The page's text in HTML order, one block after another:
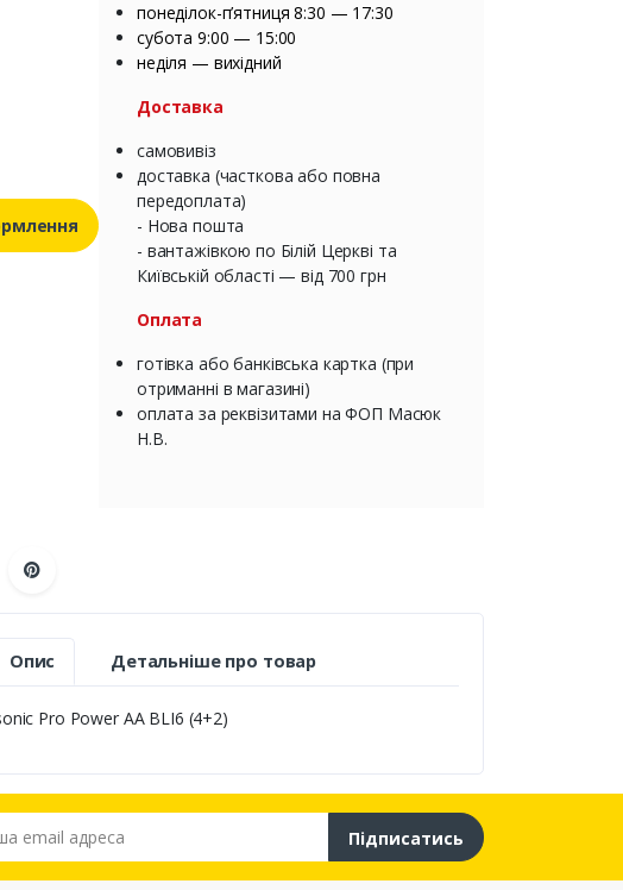
понеділок-п’ятниця 8:30 — 17:30
субота 9:00 — 15:00
неділя — вихідний
Доставка
самовивіз
доставка (часткова або повна
передоплата)
- Нова пошта
- вантажівкою по Білій Церкві та
Київській області — від 700 грн
Оплата
готівка або банківська картка (при
отриманні в магазині)
оплата за реквізитами на ФОП Масюк
Н.В.
Опис Детальніше про товар
Pro Power AA BLI6 (4+2)
адреса
Підписатись